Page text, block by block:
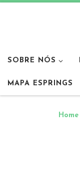
SOBRE NÓS
MAPA ESPRINGS
Home